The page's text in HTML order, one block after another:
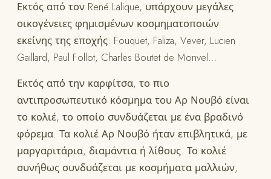
Εκτός από τον René Lalique, υπάρχουν μεγάλες
οικογένειες φημισμένων κοσμηματοποιών
εκείνης της εποχής: Fouquet, Faliza, Vever, Lucien
Gaillard, Paul Follot, Charles Boutet de Monvel…
Εκτός από την καρφίτσα, το πιο
αντιπροσωπευτικό κόσμημα του Αρ Νουβό είναι
το κολιέ, το οποίο συνδυάζεται με ένα βραδινό
φόρεμα. Τα κολιέ Αρ Νουβό ήταν επιβλητικά, με
μαργαριτάρια, διαμάντια ή λίθους. Το κολιέ
συνήθως συνδυάζεται με κοσμήματα μαλλιών,